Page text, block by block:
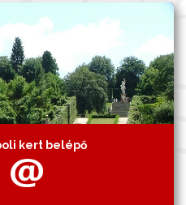
kert belépő